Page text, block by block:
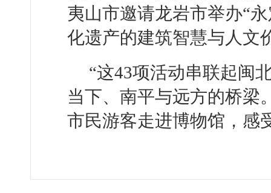
夷山市邀请龙岩市举办“
化遗产的建筑智慧与人文
“这43项活动串联起闽
当下、南平与远方的桥梁
市民游客走进博物馆，感